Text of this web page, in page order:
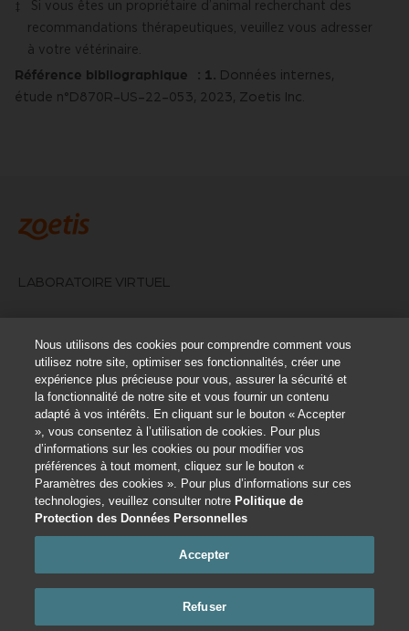
‡
Si vous êtes un propriétaire d’animal recherchant des
recommandations thérapeutiques, veuillez vous adresser
à votre vétérinaire.
Référence bibliographique : 1. Données internes,
étude n°D870R-US-22-053, 2023, Zoetis Inc.
LABORATOIRE VIRTUEL
POURQUOI ZOETIS ?
NOUS CONTACTER
CONDITIONS D’UTILISATION
Paramètres des cookies
sont pas destinées à se substituer à un entretien avec un vétérinaire. Toutes les
décisions relatives aux soins à apporter à un animal doivent être prises avec un
professionnel de la santé animale, en tenant compte des spécificités du patient.
Toutes les marques déposées sont la propriété de Zoetis Services LLC, de ses
filiales ou de ses distributeurs, sauf indication contraire.
Nous utilisons des cookies pour comprendre comment vous
utilisez notre site, optimiser ses fonctionnalités, créer une
expérience plus précieuse pour vous, assurer la sécurité et
la fonctionnalité de notre site et vous fournir un contenu
adapté à vos intérêts. En cliquant sur le bouton « Accepter
», vous consentez à l’utilisation de cookies. Pour plus
d’informations sur les cookies ou pour modifier vos
préférences à tout moment, cliquez sur le bouton «
Paramètres des cookies ». Pour plus d’informations sur ces
technologies, veuillez consulter notre Politique de
Protection des Données Personnelles
Accepter
Refuser